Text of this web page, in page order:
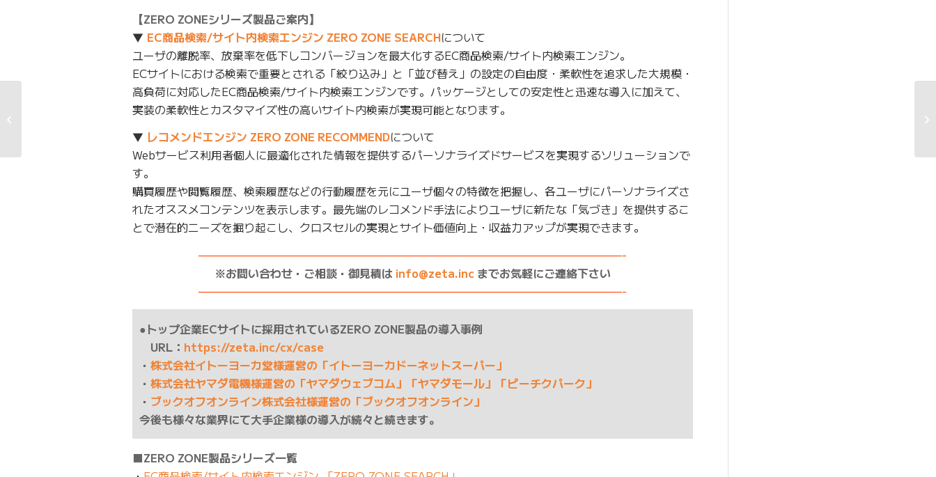
【ZERO ZONEシリーズ製品ご案内】
▼ EC商品検索/サイト内検索エンジン ZERO ZONE SEARCHについて
ユーザの離脱率、放棄率を低下しコンバージョンを最大化するEC商品検索/サイト内検索エンジン。
ECサイトにおける検索で重要とされる「絞り込み」と「並び替え」の設定の自由度・柔軟性を追求した大規模・
高負荷に対応したEC商品検索/サイト内検索エンジンです。パッケージとしての安定性と迅速な導入に加えて、
実装の柔軟性とカスタマイズ性の高いサイト内検索が実現可能となります。
▼ レコメンドエンジン ZERO ZONE RECOMMENDについて
Webサービス利用者個人に最適化された情報を提供するパーソナライズドサービスを実現するソリューションで
す。
購買履歴や閲覧履歴、検索履歴などの行動履歴を元にユーザ個々の特徴を把握し、各ユーザにパーソナライズさ
れたオススメコンテンツを表示します。最先端のレコメンド手法によりユーザに新たな「気づき」を提供するこ
とで潜在的ニーズを掘り起こし、クロスセルの実現とサイト価値向上・収益力アップが実現できます。
——————————————————————————————————————-
※お問い合わせ・ご相談・御見積は info@zeta.inc までお気軽にご連絡下さい
——————————————————————————————————————-
●トップ企業ECサイトに採用されているZERO ZONE製品の導入事例
URL： https://zeta.inc/cx/case
・ 株式会社イトーヨーカ堂様運営の「イトーヨーカドーネットスーパー」
・ 株式会社ヤマダ電機様運営の「ヤマダウェブコム」「ヤマダモール」「ピーチクパーク」
・ ブックオフオンライン株式会社様運営の「ブックオフオンライン」
今後も様々な業界にて大手企業様の導入が続々と続きます。
■ZERO ZONE製品シリーズ一覧